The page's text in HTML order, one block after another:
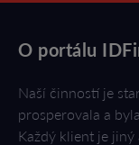
O portálu
Naší činností je
prosperovala a
Každý klient je jiný